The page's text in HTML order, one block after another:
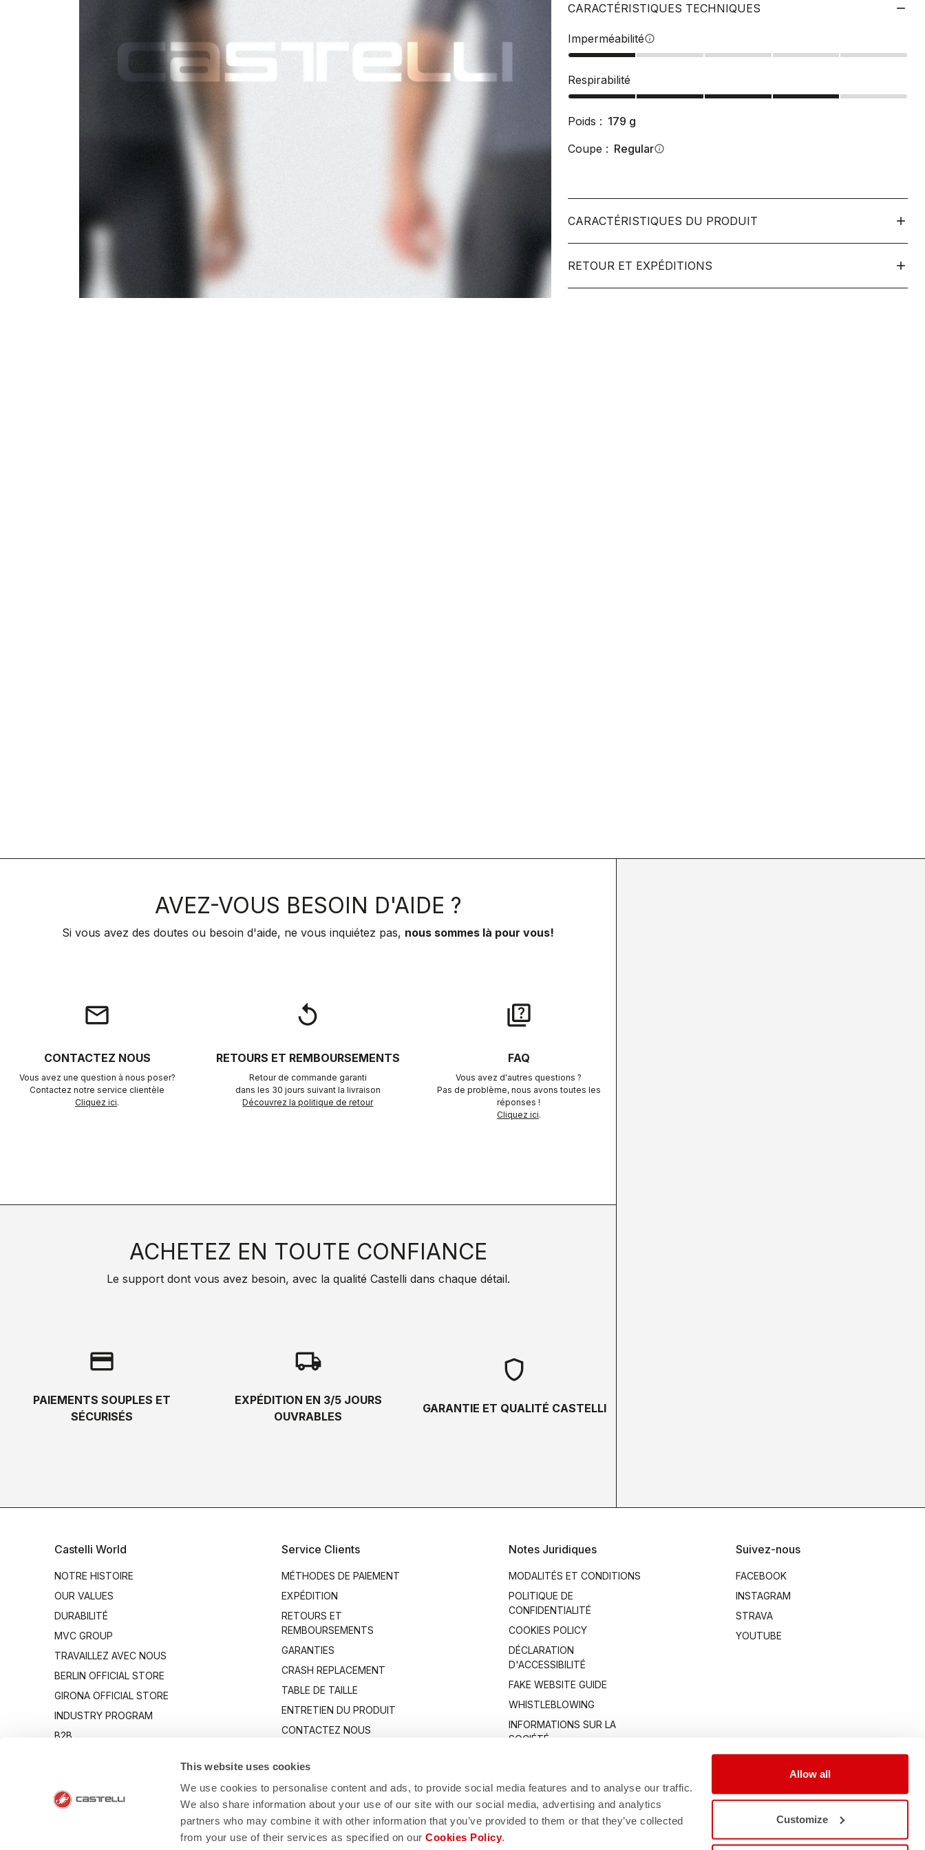
This website uses cookies
We use cookies to personalise content and ads, to provide social media features and to analyse our traffic.
We also share information about your use of our site with our social media, advertising and analytics
partners who may combine it with other information that you’ve provided to them or that they’ve collected
from your use of their services as specified on ourCookies Policy.
Allow all
Customize
CARACTÉRISTIQUES TECHNIQUES
Imperméabilitéinfo
Respirabilité
Poids : 179 g
Coupe : Regularinfo
CARACTÉRISTIQUES DU PRODUIT
RETOUR ET EXPÉDITIONS
AVEZ-VOUS BESOIN D'AIDE ?
Si vous avez des doutes ou besoin d'aide, ne vous inquiétez pas, nous sommes là pour vous!
email
CONTACTEZ NOUS
Vous avez une question à nous poser?
Contactez notre service clientèle
Cliquez ici.
replay
RETOURS ET REMBOURSEMENTS
Retour de commande garanti
dans les 30 jours suivant la livraison
Découvrez la politique de retour
quiz
FAQ
Vous avez d'autres questions ?
Pas de problème, nous avons toutes les
réponses !
Cliquez ici.
ACHETEZ EN TOUTE CONFIANCE
Le support dont vous avez besoin, avec la qualité Castelli dans chaque détail.
credit_card
PAIEMENTS SOUPLES ET
SÉCURISÉS
local_shipping
EXPÉDITION EN 3/5 JOURS
OUVRABLES
shield
GARANTIE ET QUALITÉ CASTELLI
Castelli World
NOTRE HISTOIRE
OUR VALUES
DURABILITÉ
MVC GROUP
TRAVAILLEZ AVEC NOUS
BERLIN OFFICIAL STORE
GIRONA OFFICIAL STORE
INDUSTRY PROGRAM
B2B
Service Clients
MÉTHODES DE PAIEMENT
EXPÉDITION
RETOURS ET
REMBOURSEMENTS
GARANTIES
CRASH REPLACEMENT
TABLE DE TAILLE
ENTRETIEN DU PRODUIT
CONTACTEZ NOUS
Notes Juridiques
MODALITÉS ET CONDITIONS
POLITIQUE DE
CONFIDENTIALITÉ
COOKIES POLICY
DÉCLARATION
D'ACCESSIBILITÉ
FAKE WEBSITE GUIDE
WHISTLEBLOWING
INFORMATIONS SUR LA
SOCIÉTÉ
Suivez-nous
FACEBOOK
INSTAGRAM
STRAVA
YOUTUBE